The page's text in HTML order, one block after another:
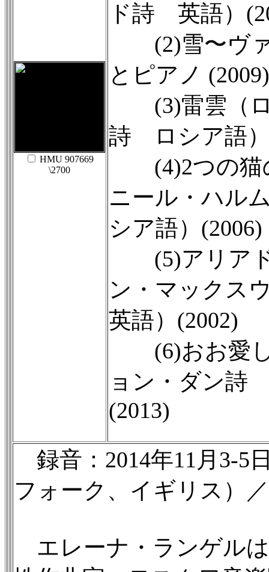
HMU 907669
\2700
ド詩 英語）
(2)雪〜ヴァ
とピアノ (2009)
(3)雷雲（ロ
詩 ロシア語）
(4)2つの猫
ニール・ハル
シア語）(2006)
(5)アリアド
ン・マック
英語）(2002)
(6)おお愛し
ョン・ダン詩
(2013)
録音：2014年11月3-5
フォーク、イギリス）／
エレーナ・ランゲル